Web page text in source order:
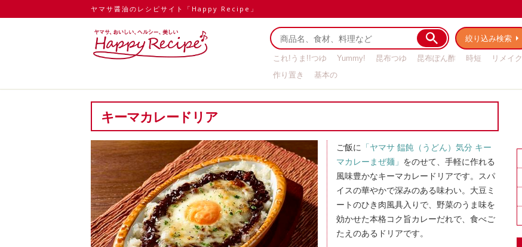
ヤマサ醤油のレシピサイト「Happy Recipe」
絞り込み検索
これ!うま!!つゆ Yummy! 昆布つゆ 昆布ぽん酢 時短
リメイク
作り置き
基本の
キーマカレードリア
ご飯に 「ヤマサ 饂飩（うどん）気分 キー
マカレーまぜ麺」 をのせて、手軽に作れる
風味豊かなキーマカレードリアです。スパ
イスの華やかで深みのある味わい。大豆ミ
ートのひき肉風具入りで、野菜のうま味を
効かせた本格コク旨カレーだれで、食べご
たえのあるドリアです。